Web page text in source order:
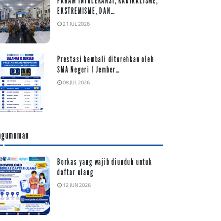
EKSTREMISME, DAN…
21 JUL 2026
Prestasi kembali ditorehkan oleh
SMA Negeri 1 Jember…
08 JUL 2026
Berkas yang wajib diunduh untuk
daftar ulang
12 JUN 2026